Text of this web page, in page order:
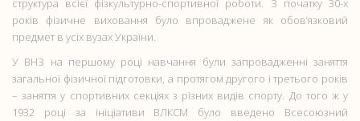
структура всієї фізкультурно-спортивної роботи. З початку 30-х
років фізичне виховання було впроваджене як обов’язковий
предмет в усіх вузах України.
У ВНЗ на першому році навчання були запровадженні заняття
загальної фізичної підготовки, а протягом другого і третього років
– заняття у спортивних секціях з різних видів спорту. До того ж у
1932 році за ініціативи ВЛКСМ було введено Всесоюзний